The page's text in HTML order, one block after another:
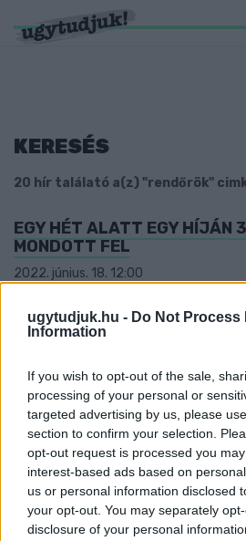
ugytudjuk.hu - Do Not Process
Information
If you wish to opt-out of the sale,
processing of your personal or
targeted advertising by us, please
section to confirm your selection.
opt-out request is processed you
interest-based ads based on
us or personal information disclosed
your opt-out. You may separately
disclosure of your personal
KERESÉS
20 hír találató a(z) "rendőrök"
EGY HÉT ALATT EGY HÍJÁN
MONDOTT FEL
2022. június. 18. 12:00
UNGÁR: MIKOR KAPNAK
RENDVÉDELMI DOLGOZÓK?
Válasz: Gyurcsány!
SAJÁT OTTHONÁBAN
SOPRONI NŐ
2020. július. 24. 11:57
A 36 éves tettes legalább egy éve
50 HELYETT 100-ZAL
FÉRFI GYŐR BELVÁROSÁBAN